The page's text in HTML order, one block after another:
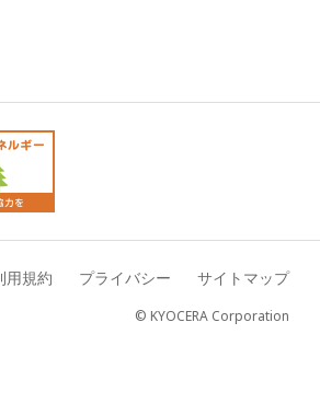
用規約 プライバシー サイトマップ
© KYOCERA Corporation